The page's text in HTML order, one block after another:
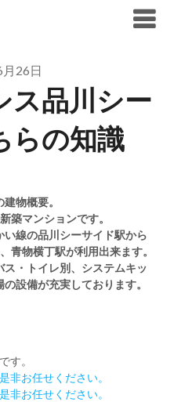
26日
ス品川シー
らの知識
物概要。
築マンションです。
線の品川シーサイド駅から
青物横丁駅が利用出来ます。
・トイレ別、システムキッ
設備が充実しております。
す。
非お任せください。
非お任せください。